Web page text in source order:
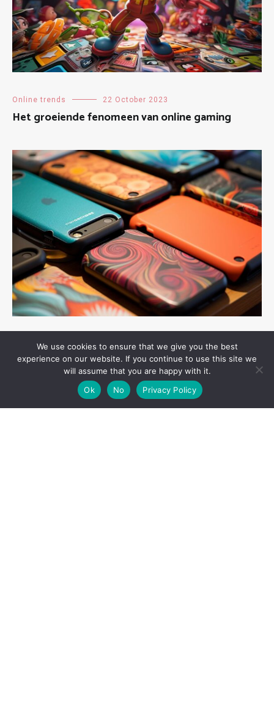
Online trends 22 October 2023
Het groeiende fenomeen van online gaming
Online trends 26 October 2023
Waarom een telefoonhoesje belangrijk is voor je
nieuwe smartphone
We use cookies to ensure that we give you the best
experience on our website. If you continue to use this site we
will assume that you are happy with it.
Ok
No Privacy Policy